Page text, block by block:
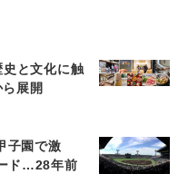
と文化に触
展開
子園で激
ド…28年前